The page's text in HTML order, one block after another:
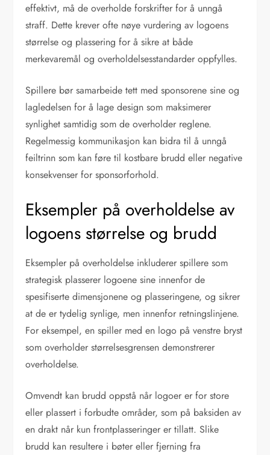
effektivt, må de overholde forskrifter for å unngå
straff. Dette krever ofte nøye vurdering av logoens
størrelse og plassering for å sikre at både
merkevaremål og overholdelsesstandarder oppfylles.
Spillere bør samarbeide tett med sponsorene sine og
lagledelsen for å lage design som maksimerer
synlighet samtidig som de overholder reglene.
Regelmessig kommunikasjon kan bidra til å unngå
feiltrinn som kan føre til kostbare brudd eller negative
konsekvenser for sponsorforhold.
Eksempler på overholdelse av
logoens størrelse og brudd
Eksempler på overholdelse inkluderer spillere som
strategisk plasserer logoene sine innenfor de
spesifiserte dimensjonene og plasseringene, og sikrer
at de er tydelig synlige, men innenfor retningslinjene.
For eksempel, en spiller med en logo på venstre bryst
som overholder størrelsesgrensen demonstrerer
overholdelse.
Omvendt kan brudd oppstå når logoer er for store
eller plassert i forbudte områder, som på baksiden av
en drakt når kun frontplasseringer er tillatt. Slike
brudd kan resultere i bøter eller fjerning fra